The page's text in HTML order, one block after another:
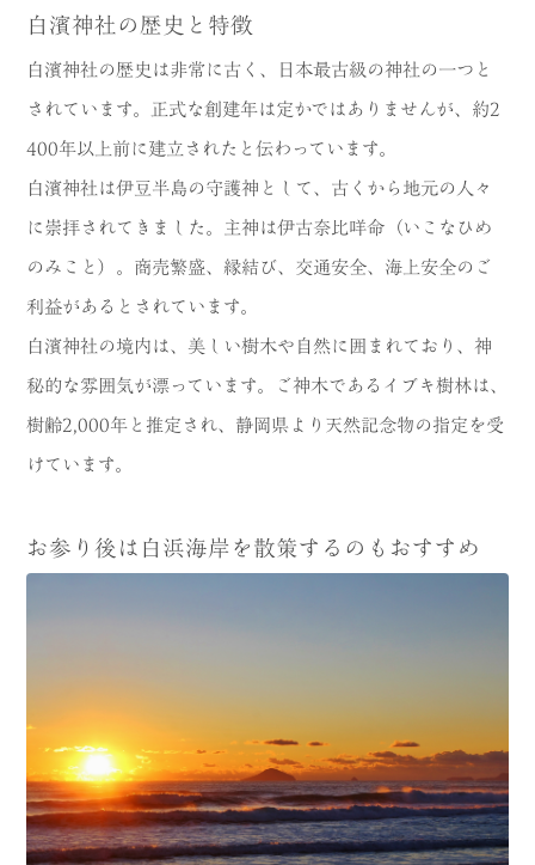
白濱神社の歴史と特徴
白濱神社の歴史は非常に古く、日本最古級の神社の一つと
されています。正式な創建年は定かではありませんが、約2
400年以上前に建立されたと伝わっています。
白濱神社は伊豆半島の守護神として、古くから地元の人々
に崇拝されてきました。主神は伊古奈比咩命（いこなひめ
のみこと）。商売繁盛、縁結び、交通安全、海上安全のご
利益があるとされています。
白濱神社の境内は、美しい樹木や自然に囲まれており、神
秘的な雰囲気が漂っています。ご神木であるイブキ樹林は、
樹齢2,000年と推定され、静岡県より天然記念物の指定を受
けています。
お参り後は白浜海岸を散策するのもおすすめ